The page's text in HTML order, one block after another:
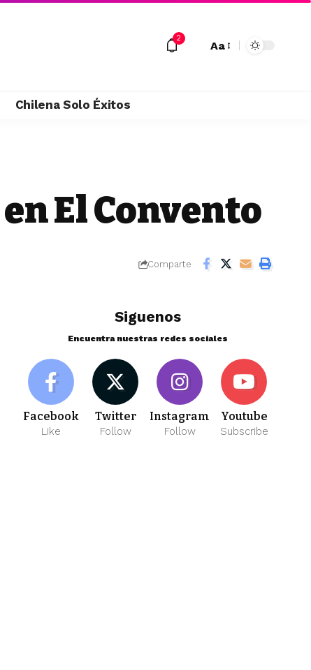
2
Aa
Chilena Solo Éxitos
El Convento
Comparte
Siguenos
Encuentra nuestras redes sociales
Facebook
Like
Twitter
Follow
Instagram
Follow
Youtube
Subscribe